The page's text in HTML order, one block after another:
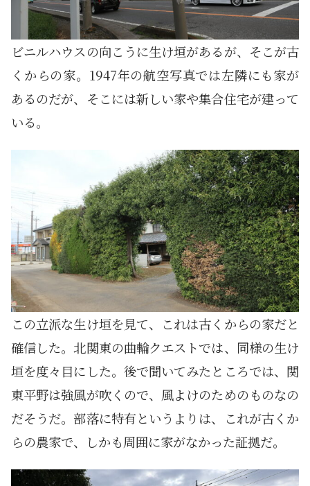
ビニルハウスの向こうに生け垣があるが、そこが古
くからの家。1947年の航空写真では左隣にも家が
あるのだが、そこには新しい家や集合住宅が建って
いる。
この立派な生け垣を見て、これは古くからの家だと
確信した。北関東の曲輪クエストでは、同様の生け
垣を度々目にした。後で聞いてみたところでは、関
東平野は強風が吹くので、風よけのためのものなの
だそうだ。部落に特有というよりは、これが古くか
らの農家で、しかも周囲に家がなかった証拠だ。